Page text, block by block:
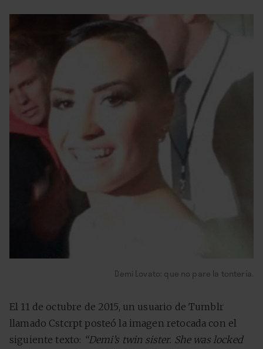
Demi Lovato: que no pare la tontería.
El 11 de octubre de 2015, un usuario de Tumblr
llamado Cstcrpt posteó la imagen retocada con el
siguiente texto: “Demi’s twin sister. She was locked